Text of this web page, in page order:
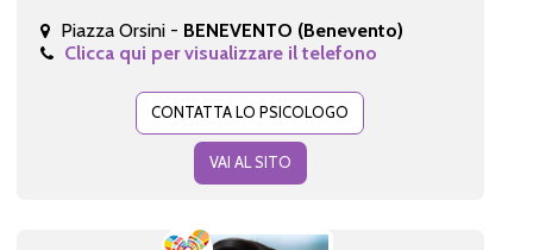
Piazza Orsini - BENEVENTO (Benevento)
Clicca qui per visualizzare il telefono
CONTATTA LO PSICOLOGO
VAI AL SITO